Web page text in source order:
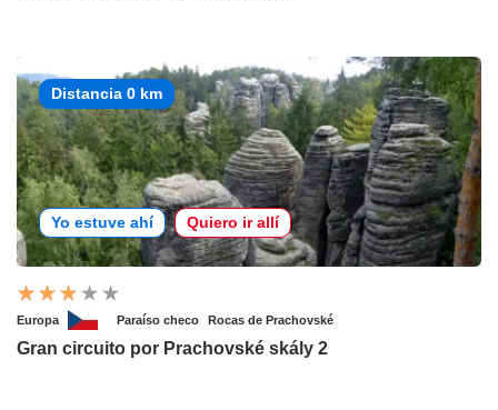
Distancia 0 km
Yo estuve ahí Quiero ir allí
Europa Paraíso checo Rocas de Prachovské
Gran circuito por Prachovské skály 2